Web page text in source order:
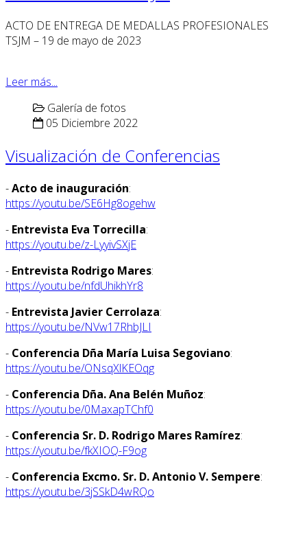
ACTO DE ENTREGA DE MEDALLAS PROFESIONALES
TSJM – 19 de mayo de 2023
Leer más...
Galería de fotos
05 Diciembre 2022
Visualización de Conferencias
-Acto de inauguración:
https://youtu.be/SE6Hg8ogehw
- Entrevista Eva Torrecilla:
https://youtu.be/z-LyyivSXjE
- Entrevista Rodrigo Mares:
https://youtu.be/nfdUhikhYr8
- Entrevista Javier Cerrolaza:
https://youtu.be/NVw17RhbJLI
- Conferencia Dña María Luisa Segoviano:
https://youtu.be/ONsqXlKEOqg
- Conferencia Dña. Ana Belén Muñoz:
https://youtu.be/0MaxapTChf0
- Conferencia Sr. D. Rodrigo Mares Ramírez:
https://youtu.be/fkXIOQ-F9og
- Conferencia Excmo. Sr. D. Antonio V. Sempere:
https://youtu.be/3jSSkD4wRQo